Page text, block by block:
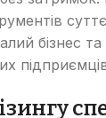
бізнес та